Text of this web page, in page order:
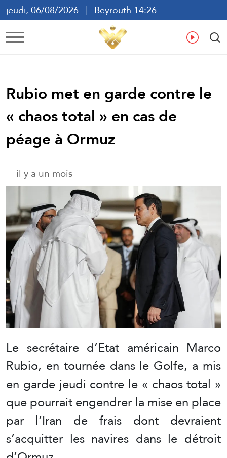
jeudi, 06/08/2026
Beyrouth 14:26
ع
Rubio met en garde contre le
« chaos total » en cas de
péage à Ormuz
il y a un mois
Le secrétaire d’Etat américain Marco
Rubio, en tournée dans le Golfe, a mis
en garde jeudi contre le « chaos total »
que pourrait engendrer la mise en place
par l’Iran de frais dont devraient
s’acquitter les navires dans le détroit